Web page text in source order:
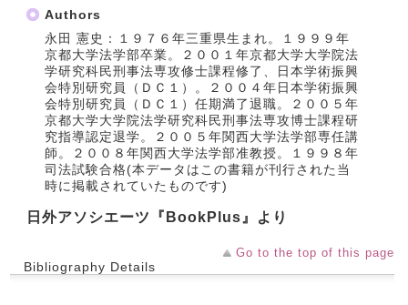
Authors
永田 憲史：１９７６年三重県生まれ。１９９９年
京都大学法学部卒業。２００１年京都大学大学院法
学研究科民刑事法専攻修士課程修了、日本学術振興
会特別研究員（ＤＣ１）。２００４年日本学術振興
会特別研究員（ＤＣ１）任期満了退職。２００５年
京都大学大学院法学研究科民刑事法専攻博士課程研
究指導認定退学。２００５年関西大学法学部専任講
師。２００８年関西大学法学部准教授。１９９８年
司法試験合格(本データはこの書籍が刊行された当
時に掲載されていたものです)
日外アソシエーツ『BookPlus』より
Go to the top of this page
Bibliography Details